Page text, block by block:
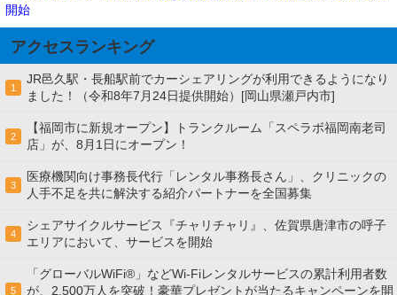
開始
アクセスランキング
1
JR邑久駅・長船駅前でカーシェアリングが利用できるようになり
ました！（令和8年7月24日提供開始）[岡山県瀬戸内市]
2
【福岡市に新規オープン】トランクルーム「スペラボ福岡南老司
店」が、8月1日にオープン！
3
医療機関向け事務長代行「レンタル事務長さん」、クリニックの
人手不足を共に解決する紹介パートナーを全国募集
4
シェアサイクルサービス『チャリチャリ』、佐賀県唐津市の呼子
エリアにおいて、サービスを開始
5
「グローバルWiFi®」などWi-Fiレンタルサービスの累計利用者数
が、2,500万人を突破！豪華プレゼントが当たるキャンペーンを開